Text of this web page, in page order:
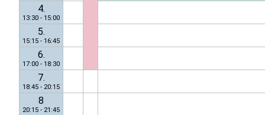
4.
13:30 - 15:00
5.
15:15 - 16:45
6.
17:00 - 18:30
7.
18:45 - 20:15
8
20:15 - 21:45